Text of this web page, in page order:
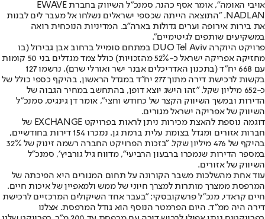
אויבי האומה״, אומר אסף כהנר, סמנכ״ל השיווק בחברת EWAVE
NADLAN. "התוצאה הייתה שכספי ישראלים נשלחו אל מעבר לים לבנות
את בירות אירופה וערים גדולות בארה"ב. המדיניות הנוכחית רואה
במשקיעים שותפים לגיטימיים״.
פרויקט היוקרה DUO Tel Aviv במתחם סומייל ברחוב אבן גבירול (בו
מחזיקה אפריקה ישראל כ-52% מהזכויות) כולל צמד מגדלים בני 50 קומות
עם 668 יח"ד (בתכנון האדריכלים אבנר ישר ואורלי שרם). נרשמו 127
בקשות לרכישת דירה מתוך 277 יח"ד במגדל הראשון, בהיקף כספי כולל של
כ-652 מיליון שקל. "זהו הישג יוצא דופן, בהתחשב במחיר הגבוה של
הדירות ובמשך השיווק הקצר של כחודש וחצי", אומר דן גינגיס, סמנכ״ל
השיווק של אפריקה ישראל מגורים.
דוגמה נוספת להאצת מכירות ניתן לראות בפרויקט EXCHANGE של
חברות אזורים ומגדל בצומת עלית ברמת גן. נמכרו 154 דירות בחודשיים,
בהיקף של 476 מיליון שקל. ״בזכות הפרויקט החברה רשמה זינוק של 32%
במספר הדירות שנמכרו ברבעון הרביעי״, מדווח גיל גורביץ׳, סמנכ״ל
השיווק של אזורים.
עוד אחת מהשלכות משבר הקורונה על תחום המגורים היא הפיכתה של
המרפסת ממצרך מותרות למצרך חיוני של ממש ולמאפיין של איכות חיים.
חיים קראדי, מנכ"ל פרשקובסקי: "בעבר אחד השיקולים המרכזיים לרכישת
דירה היה ממ"ד. היום הפרמטר הנוסף הוא גודל המרפסת. אצלנו